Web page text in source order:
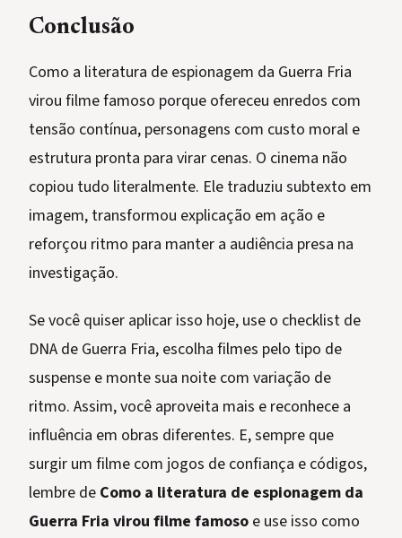
Conclusão
Como a literatura de espionagem da Guerra Fria
virou filme famoso porque ofereceu enredos com
tensão contínua, personagens com custo moral e
estrutura pronta para virar cenas. O cinema não
copiou tudo literalmente. Ele traduziu subtexto em
imagem, transformou explicação em ação e
reforçou ritmo para manter a audiência presa na
investigação.
Se você quiser aplicar isso hoje, use o checklist de
DNA de Guerra Fria, escolha filmes pelo tipo de
suspense e monte sua noite com variação de
ritmo. Assim, você aproveita mais e reconhece a
influência em obras diferentes. E, sempre que
surgir um filme com jogos de confiança e códigos,
lembre de Como a literatura de espionagem da
Guerra Fria virou filme famoso e use isso como